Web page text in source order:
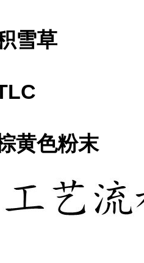
雪草
黄色粉末